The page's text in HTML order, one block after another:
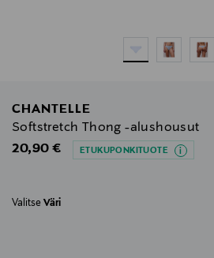
CHANTELLE
Softstretch Thong -alushousut
Original Price
20,90 € ETUKUPONKITUOTE
Valitse Väri